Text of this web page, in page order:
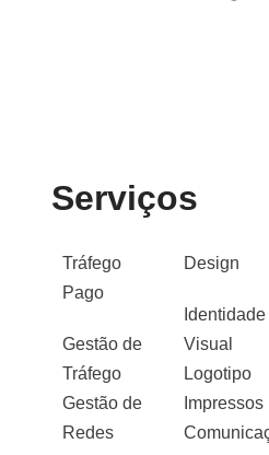
Serviços
Tráfego
Pago
Gestão de
Tráfego
Gestão de
Redes
Design
Identidade
Visual
Logotipo
Impressos